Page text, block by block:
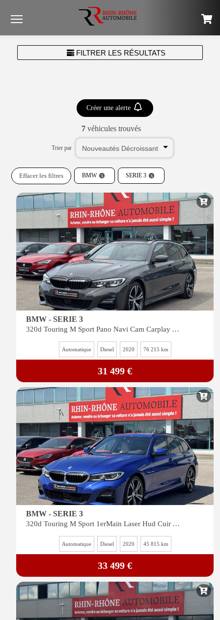
FILTRER LES RÉSULTATS
7véhicules trouvés
Créer une alerte
Trier par
BMW
Effacer les filtres SERIE 3
BMW - SERIE 3
320d Touring M Sport Pano Navi Cam Carplay ACC Siege Chauffant Dravit Grey
Automatique Diesel 2020 76 215 km
31 499 €
BMW - SERIE 3
320d Touring M Sport 1erMain Laser Hud Cuir Acc Navi Cam CarPlay Siege Chauffant
Automatique Diesel 2020 45 815 km
33 499 €